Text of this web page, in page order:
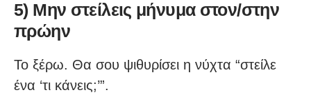
5) Μην στείλεις μήνυμα στον/στην
πρώην
Το ξέρω. Θα σου ψιθυρίσει η νύχτα “στείλε
ένα ‘τι κάνεις;’”.